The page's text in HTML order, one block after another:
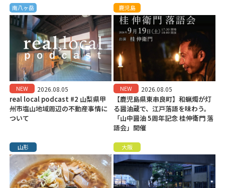
南八ヶ岳
NEW 2026.08.05
real local podcast #2 山梨県甲
州市塩山地域周辺の不動産事情に
ついて
鹿児島
NEW 2026.08.05
【鹿児島県東串良町】和蝋燭が灯
る醤油蔵で、江戸落語を味わう。
「山中醤油 5周年記念 桂伸衛門 落
語会」開催
山形 大阪